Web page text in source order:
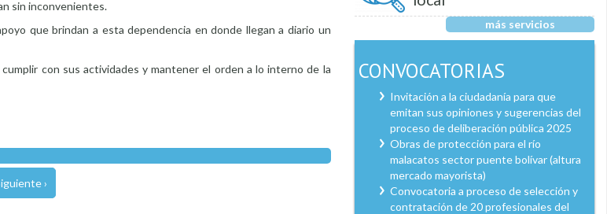
sin inconvenientes.
que brindan a esta dependencia en donde llegan a diario un
con sus actividades y mantener el orden a lo interno de la
›
más servicios
CONVOCATORIAS
Invitación a la ciudadanía para que
emitan sus opiniones y sugerencias del
proceso de deliberación pública 2025
Obras de protección para el río
malacatos sector puente bolívar (altura
mercado mayorista)
Convocatoria a proceso de selección y
contratación de 20 profesionales del